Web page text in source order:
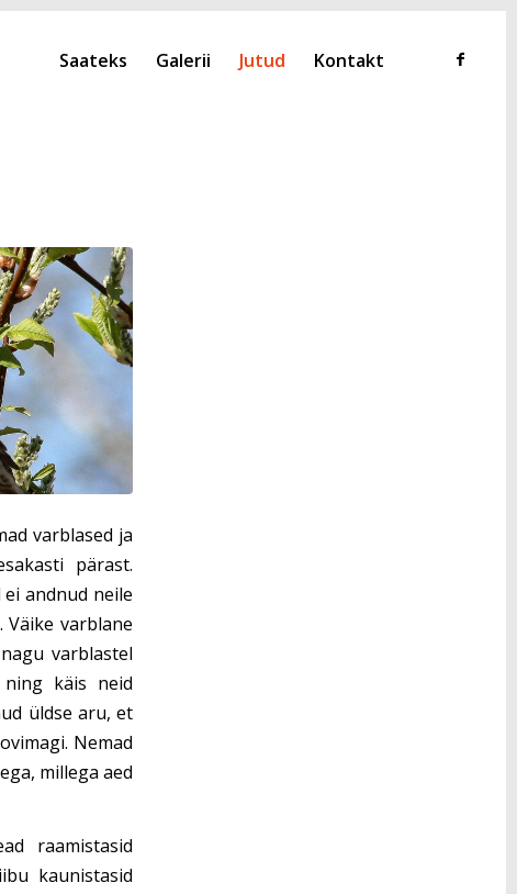
Saateks Galerii Jutud Kontakt
varblased ja
pärast.
andnud neile
Väike varblane
varblastel
ning käis neid
üldse aru, et
Nemad
millega aed
raamistasid
kaunistasid